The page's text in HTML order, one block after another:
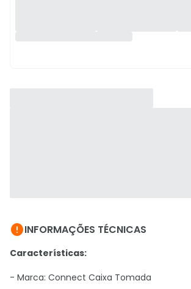
INFORMAÇÕES TÉCNICAS
Características:
- Marca: Connect Caixa Tomada